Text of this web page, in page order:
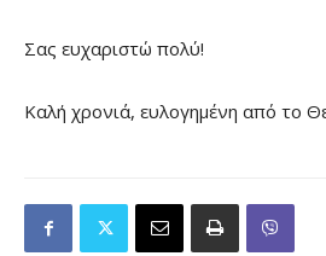
Σας ευχαριστώ πολύ!
Καλή χρονιά, ευλογημένη από το